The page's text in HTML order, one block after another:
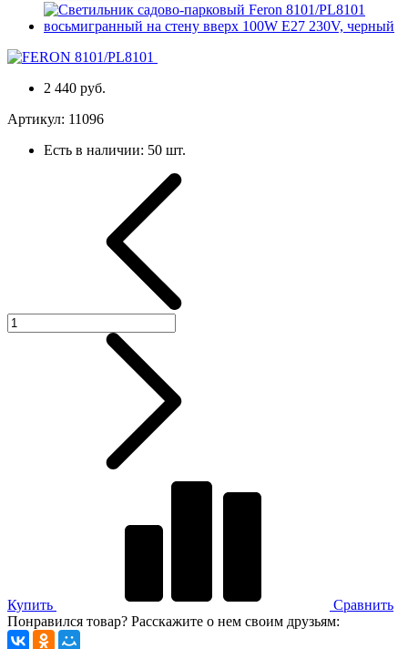
2 440 руб.
Артикул: 11096
Есть в наличии: 50 шт.
Купить
Сравнить
Понравился товар? Расскажите о нем своим друзьям: